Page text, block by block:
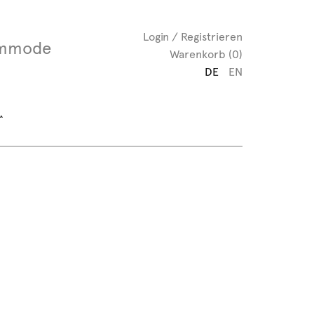
Login / Registrieren
Warenkorb (0)
DE
EN